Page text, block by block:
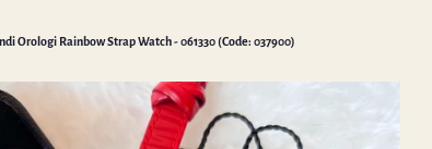
Orologi Rainbow Strap Watch - 061330 (Code: 037900)